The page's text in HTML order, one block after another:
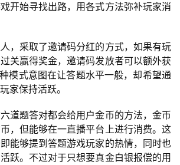
开始寻找出路，用各式方法弥补玩家消
，采取了邀请码分红的方式，如果有玩
关赢得奖金，邀请码发放者可以额外获
模式意图在让答题水平一般，却希望通
家保持活跃。
道题答对都会给用户金币的方法，金币
，但能够在一直播平台上进行消费。这
能够提到答题游戏玩家的热情，同时也
跃。不过对于只想要真金白银报偿的用